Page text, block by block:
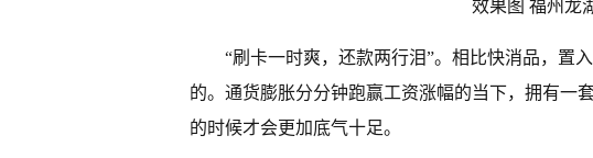
效果图 福州龙
“刷卡一时爽，还款两行泪”。相比快消品，置
的。通货膨胀分分钟跑赢工资涨幅的当下，拥有一
的时候才会更加底气十足。